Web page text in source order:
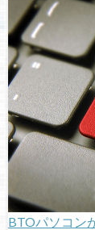
BTOパソコン